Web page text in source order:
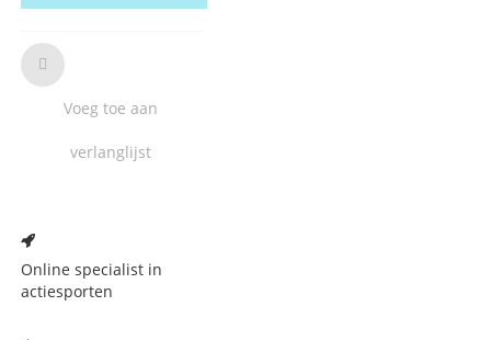
Voeg toe aan
verlanglijst
verlanglijst
Online specialist in
actiesporten